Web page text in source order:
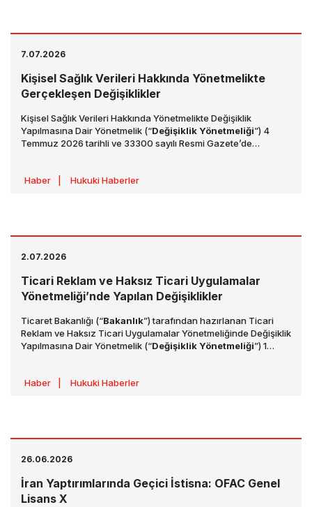
7.07.2026
Kişisel Sağlık Verileri Hakkında Yönetmelikte
Gerçekleşen Değişiklikler
Kişisel Sağlık Verileri Hakkında Yönetmelikte Değişiklik
Yapılmasına Dair Yönetmelik (“Değişiklik Yönetmeliği”) 4
Temmuz 2026 tarihli ve 33300 sayılı Resmi Gazete’de
kişisel sağlık verilerin düzeltilmesi ve yeniden değerlendirmesi
Haber Hukuki Haberler
2.07.2026
Ticari Reklam ve Haksız Ticari Uygulamalar
Yönetmeliği’nde Yapılan Değişiklikler
Ticaret Bakanlığı (“Bakanlık”) tarafından hazırlanan Ticari
Reklam ve Haksız Ticari Uygulamalar Yönetmeliğinde Değişiklik
Yapılmasına Dair Yönetmelik (“Değişiklik Yönetmeliği”) 1
yürürlüğe girecektir.
Haber Hukuki Haberler
26.06.2026
İran Yaptırımlarında Geçici İstisna: OFAC Genel
Lisans X